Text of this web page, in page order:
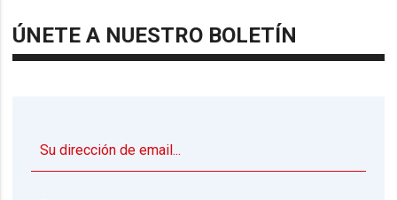
ÚNETE A NUESTRO BOLETÍN